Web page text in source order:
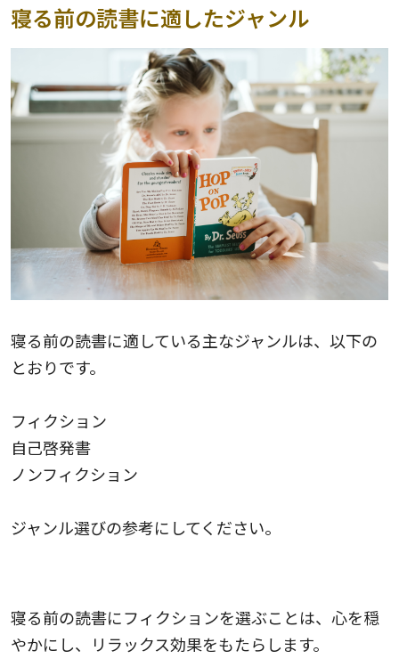
寝る前の読書に適したジャンル
寝る前の読書に適している主なジャンルは、以下の
とおりです。
フィクション
自己啓発書
ノンフィクション
ジャンル選びの参考にしてください。
寝る前の読書にフィクションを選ぶことは、心を穏
やかにし、リラックス効果をもたらします。